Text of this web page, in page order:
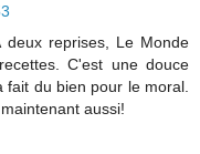
reprises, Le Monde
C'est une douce
du bien pour le moral.
aussi!